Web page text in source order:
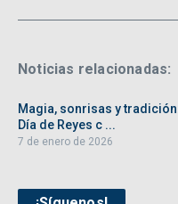
Noticias relacionadas:
Magia, sonrisas y
Día de Reyes c ...
7 de enero de 2026